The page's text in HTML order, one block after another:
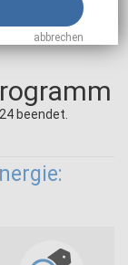
beendet.
abbrechen